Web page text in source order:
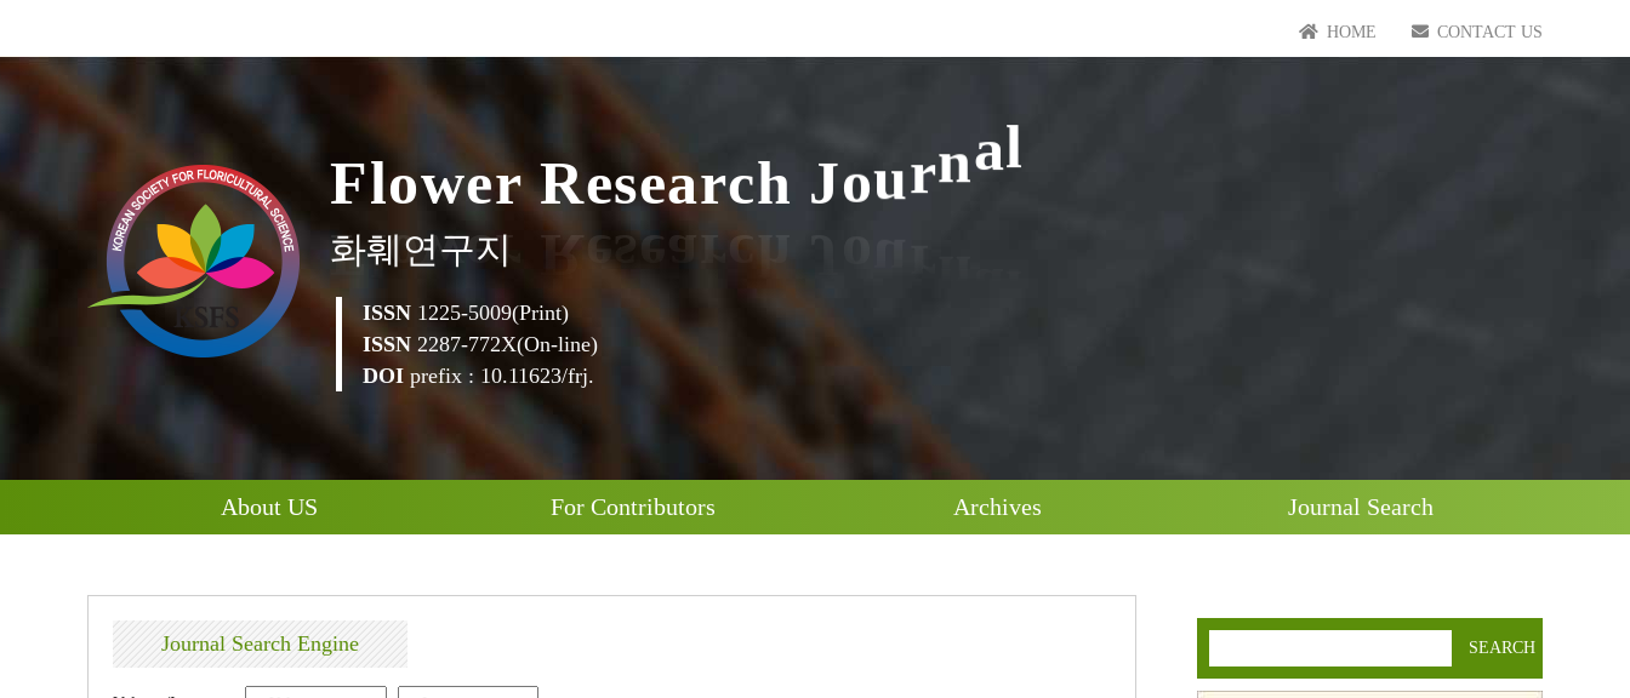
HOME CONTACT US
Flo wer Research Journal
화훼연구지
ISSN 1225-5009(Print)
ISSN 2287-772X(On-line)
DOI prefix : 10.11623/frj.
About US For Contributors Archives Journal Search
Journal Search Engine SEARCH